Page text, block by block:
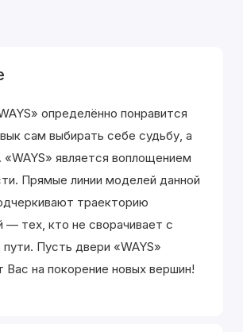
определённо понравится
сам выбирать себе судьбу, а
является воплощением
Прямые линии моделей данной
траекторию
— тех, кто не сворачивает с
Пусть двери «WAYS»
Вас на покорение новых вершин!